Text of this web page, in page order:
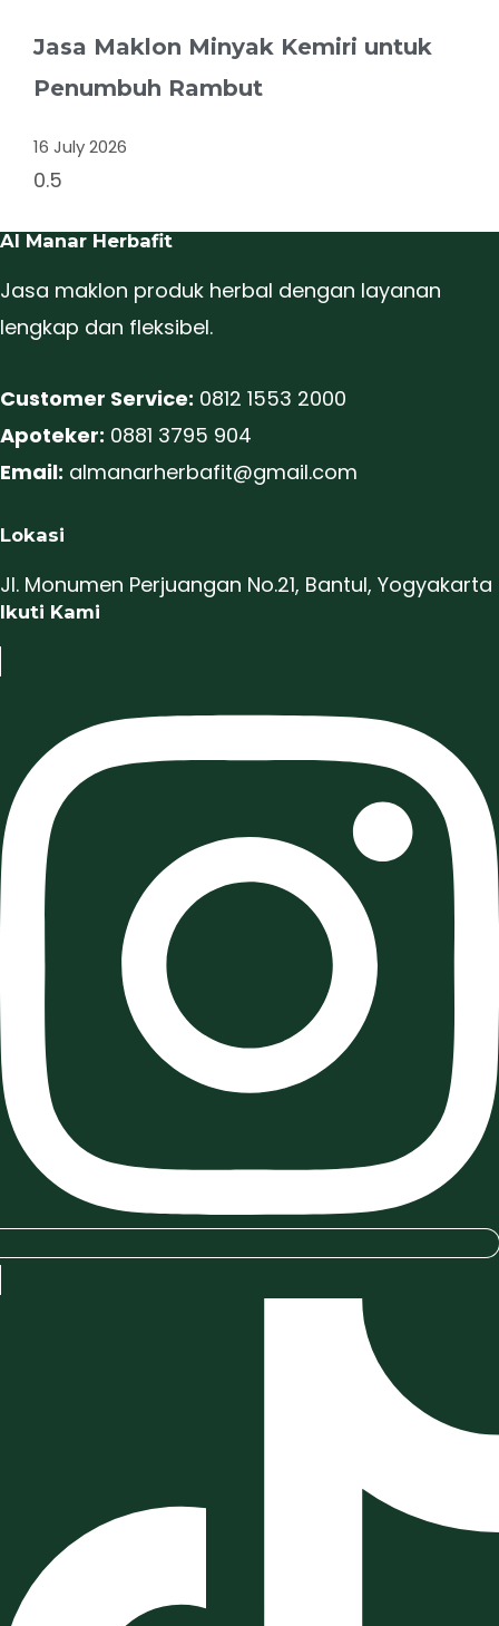
Jasa Maklon Minyak Kemiri untuk
Penumbuh Rambut
16 July 2026
Al Manar Herbafit
Jasa maklon produk herbal dengan layanan
lengkap dan fleksibel.
Customer Service: 0812 1553 2000
Apoteker: 0881 3795 904
Email: almanarherbafit@gmail.com
Lokasi
Jl. Monumen Perjuangan No.21, Bantul, Yogyakarta
Ikuti Kami